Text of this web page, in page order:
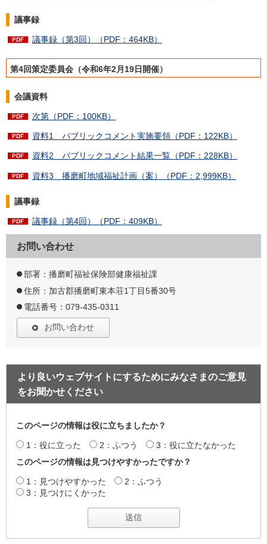
議事録
議事録（第3回）（PDF：464KB）
第4回策定委員会（令和6年2月19日開催）
会議資料
次第（PDF：100KB）
資料1 パブリックコメント実施要領（PDF：122KB）
資料2 パブリックコメント結果一覧（PDF：228KB）
資料3 播磨町地域福祉計画（案）（PDF：2,999KB）
議事録
議事録（第4回）（PDF：409KB）
お問い合わせ
部署：播磨町福祉保険部健康福祉課
住所：加古郡播磨町東本荘1丁目5番30号
電話番号：079-435-0311
お問い合わせ
より良いウェブサイトにするためにみなさまのご意見
をお聞かせください
このページの情報は役に立ちましたか？
1：役に立った 2：ふつう
3：役に立たなかった
このページの情報は見つけやすかったですか？
1：見つけやすかった
2：ふつう
3：見つけにくかった